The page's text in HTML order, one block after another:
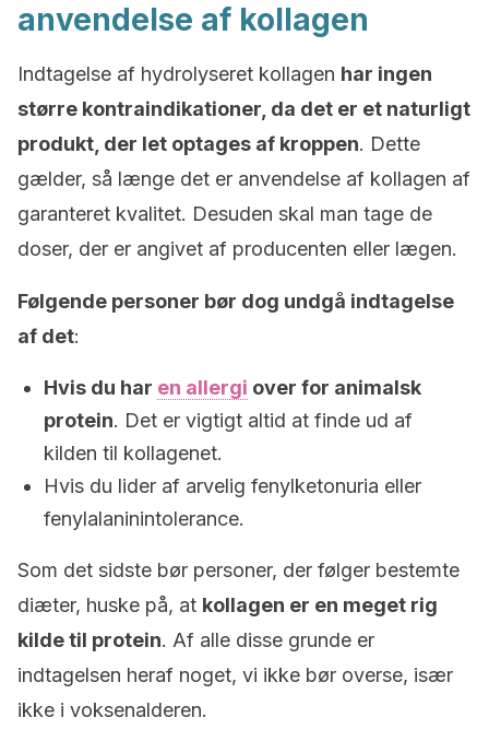
anvendelse af kollagen
Indtagelse af hydrolyseret kollagen har ingen
større kontraindikationer, da det er et naturligt
produkt, der let optages af kroppen. Dette
gælder, så længe det er anvendelse af kollagen af
garanteret kvalitet. Desuden skal man tage de
doser, der er angivet af producenten eller lægen.
Følgende personer bør dog undgå indtagelse
af det:
Hvis du har en allergi over for animalsk
protein. Det er vigtigt altid at finde ud af
kilden til kollagenet.
Hvis du lider af arvelig fenylketonuria eller
fenylalaninintolerance.
Som det sidste bør personer, der følger bestemte
diæter, huske på, at kollagen er en meget rig
kilde til protein. Af alle disse grunde er
indtagelsen heraf noget, vi ikke bør overse, især
ikke i voksenalderen.